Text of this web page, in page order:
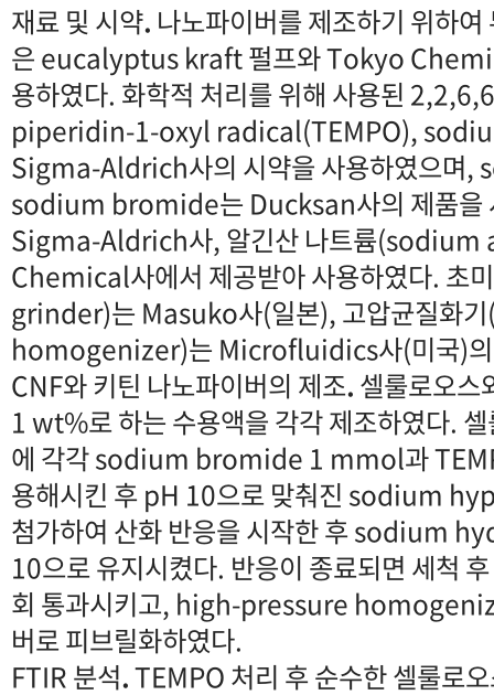
재료 및 시약. 나노파이버를 제조하기 위하
은 eucalyptus kraft 펄프와 Tokyo
용하였다. 화학적 처리를 위해 사용된
piperidin-1-oxyl radical(TEMPO),
Sigma-Aldrich사의 시약을 사용하였으
sodium bromide는 Ducksan사의 제품을
Sigma-Aldrich사, 알긴산 나트륨
Chemical사에서 제공받아 사용하였다. 초
grinder)는 Masuko사(일본), 고압균질화
homogenizer)는 Microfluidics사(미국)의
CNF와 키틴 나노파이버의 제조.셀룰로오스
1 wt%로 하는 수용액을 각각 제조하였다.
에 각각 sodium bromide 1 mmol과
용해시킨 후 pH 10으로 맞춰진 sodium
첨가하여 산화 반응을 시작한 후 sodium
10으로 유지시켰다. 반응이 종료되면 세
회 통과시키고, high-pressure
버로 피브릴화하였다.
FTIR 분석.TEMPO 처리 후 순수한 셀룰로